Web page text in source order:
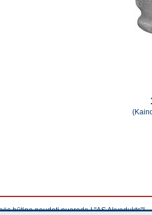
būtina naudoti nuorodą Į "AS Akvedukts"!